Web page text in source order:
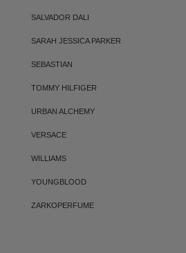
SALVADOR DALI
SARAH JESSICA PARKER
SEBASTIAN
TOMMY HILFIGER
URBAN ALCHEMY
VERSACE
WILLIAMS
YOUNGBLOOD
ZARKOPERFUME